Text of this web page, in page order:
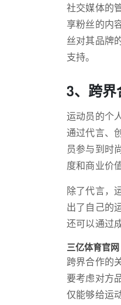
社交媒体的
享粉丝的内
丝对其品牌
支持。
3、跨界
运动员的个
通过代言、
员参与到时
度和商业价
除了代言，
出了自己的
还可以通过
三亿体育官网
跨界合作的
要考虑对方
仅能够给运